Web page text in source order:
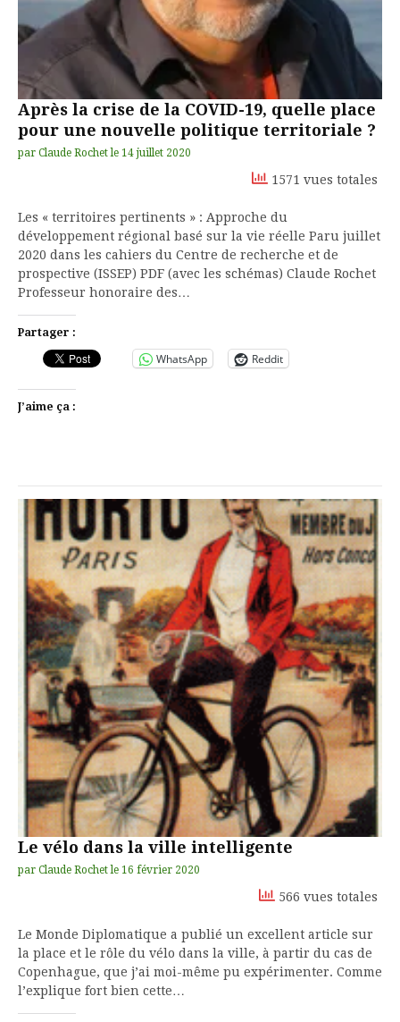
Après la crise de la COVID-19, quelle place
pour une nouvelle politique territoriale ?
par Claude Rochet le 14 juillet 2020
1571 vues totales
Les « territoires pertinents » : Approche du
développement régional basé sur la vie réelle Paru juillet
2020 dans les cahiers du Centre de recherche et de
prospective (ISSEP) PDF (avec les schémas) Claude Rochet
Professeur honoraire des…
Partager :
WhatsApp Reddit
J’aime ça :
Le vélo dans la ville intelligente
par Claude Rochet le 16 février 2020
566 vues totales
Le Monde Diplomatique a publié un excellent article sur
la place et le rôle du vélo dans la ville, à partir du cas de
Copenhague, que j’ai moi-même pu expérimenter. Comme
l’explique fort bien cette…